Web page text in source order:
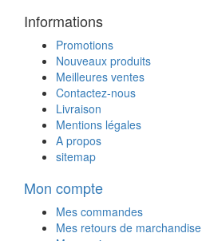
Informations
Promotions
Nouveaux produits
Meilleures ventes
Contactez-nous
Livraison
Mentions légales
A propos
sitemap
Mon compte
Mes commandes
Mes retours de marchandise